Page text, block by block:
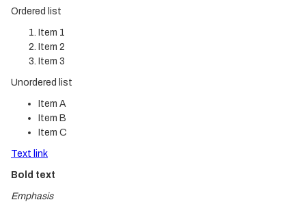
Ordered list
Item 1
Item 2
Item 3
Unordered list
Item A
Item B
Item C
Text link
Bold text
Emphasis